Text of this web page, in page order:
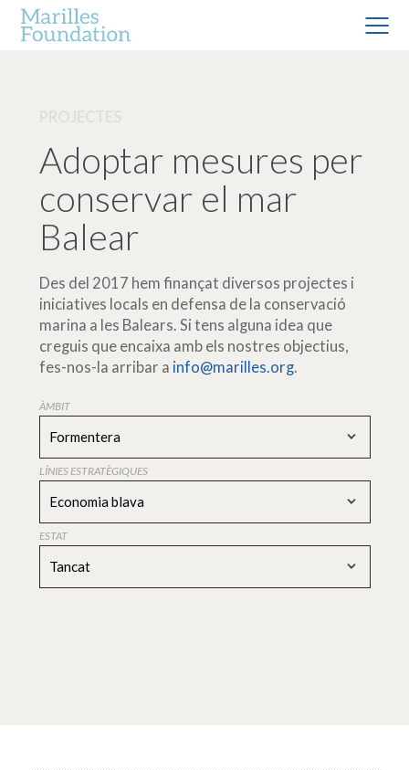
Adoptar mesures per
conservar el mar
Balear
Des del 2017 hem finançat diversos projectes i
iniciatives locals en defensa de la conservació
marina a les Balears. Si tens alguna idea que
creguis que encaixa amb els nostres objectius,
fes-nos-la arribar a info@marilles.org.
ÀMBIT
Formentera
LÍNIES ESTRATÈGIQUES
Economia blava
ESTAT
Tancat